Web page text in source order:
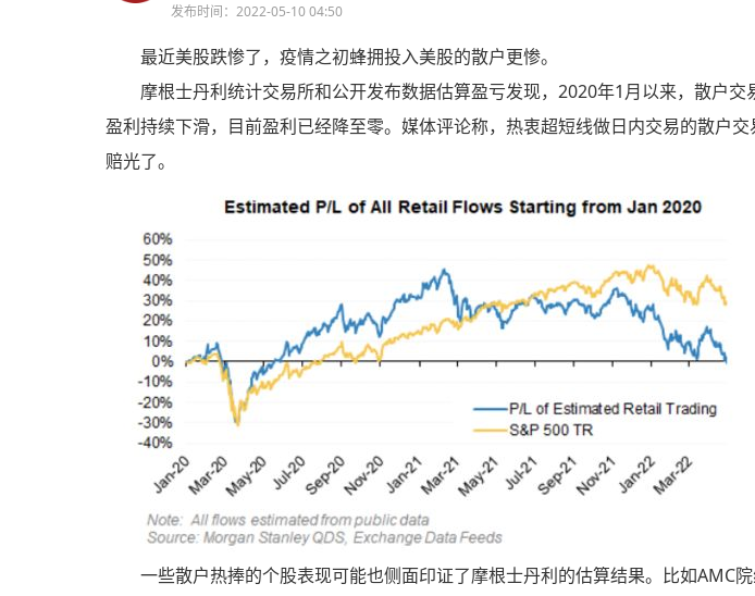
发布时间：2022-05-10 04:50
最近美股跌惨了，疫情之初蜂拥投入美股的散户更惨。
摩根士丹利统计交易所和公开发布数据估算盈亏发现，2020年1月以来，散户
盈利持续下滑，目前盈利已经降至零。媒体评论称，热衷超短线做日内交易的散户
赔光了。
一些散户热捧的个股表现可能也侧面印证了摩根士丹利的估算结果。比如AMC院